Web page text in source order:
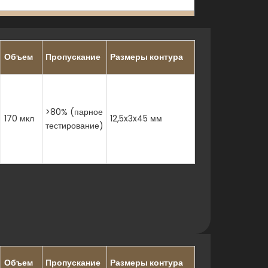
кислоте
и химических образцов
Объем Пропускание Размеры контура
170 мкл
>80% (парное
тестирование)
12,5x3x45 мм
Объем Пропускание Размеры контура